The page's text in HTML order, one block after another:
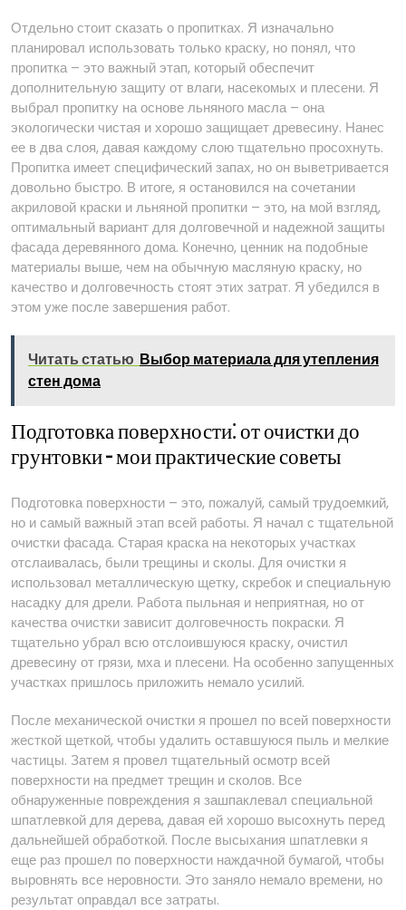
Отдельно стоит сказать о пропитках. Я изначально
планировал использовать только краску, но понял, что
пропитка – это важный этап, который обеспечит
дополнительную защиту от влаги, насекомых и плесени. Я
выбрал пропитку на основе льняного масла – она
экологически чистая и хорошо защищает древесину. Нанес
ее в два слоя, давая каждому слою тщательно просохнуть.
Пропитка имеет специфический запах, но он выветривается
довольно быстро. В итоге, я остановился на сочетании
акриловой краски и льняной пропитки – это, на мой взгляд,
оптимальный вариант для долговечной и надежной защиты
фасада деревянного дома. Конечно, ценник на подобные
материалы выше, чем на обычную масляную краску, но
качество и долговечность стоят этих затрат. Я убедился в
этом уже после завершения работ.
Читать статью Выбор материала для утепления
стен дома
Подготовка поверхности⁚ от очистки до
грунтовки – мои практические советы
Подготовка поверхности – это, пожалуй, самый трудоемкий,
но и самый важный этап всей работы. Я начал с тщательной
очистки фасада. Старая краска на некоторых участках
отслаивалась, были трещины и сколы. Для очистки я
использовал металлическую щетку, скребок и специальную
насадку для дрели. Работа пыльная и неприятная, но от
качества очистки зависит долговечность покраски. Я
тщательно убрал всю отслоившуюся краску, очистил
древесину от грязи, мха и плесени. На особенно запущенных
участках пришлось приложить немало усилий.
После механической очистки я прошел по всей поверхности
жесткой щеткой, чтобы удалить оставшуюся пыль и мелкие
частицы. Затем я провел тщательный осмотр всей
поверхности на предмет трещин и сколов. Все
обнаруженные повреждения я зашпаклевал специальной
шпатлевкой для дерева, давая ей хорошо высохнуть перед
дальнейшей обработкой. После высыхания шпатлевки я
еще раз прошел по поверхности наждачной бумагой, чтобы
выровнять все неровности. Это заняло немало времени, но
результат оправдал все затраты.